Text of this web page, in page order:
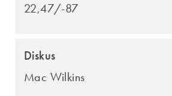
22,47/-87
Diskus
Mac Wilkins